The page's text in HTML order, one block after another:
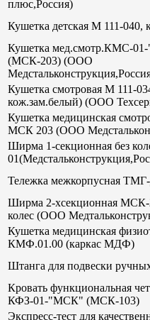
плюс,Россия)
Кушетка детская М 111-040,
Кушетка мед.смотр.КМС-
(МСК-203) (ООО
Кушетка смотровая М 111-
кож.зам.белый) (ООО
Кушетка медицинская
МСК 203 (ООО
Ширма 1-секционная без
Тележка межкорпусная
Ширма 2-хсекционная МСК-
колес (ООО
Кушетка медицинская
КМФ.01.00 (каркас МДФ)
Штанга для подвески
Кровать функциональная
КФЗ-01-"МСК" (МСК-103)
Экспресс-тест для